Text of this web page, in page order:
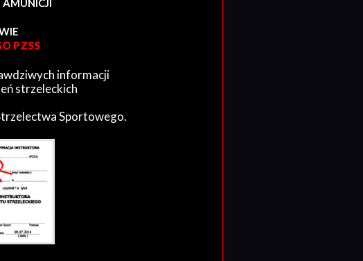
AMUNICJI
PZSS
informacji
strzeleckich
Sportowego.